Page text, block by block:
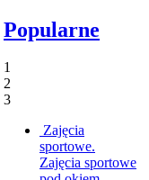
Popularne
1
2
3
Zajęcia
sportowe.
Zajęcia sportowe